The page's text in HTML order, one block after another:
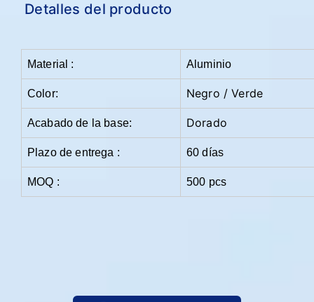
Detalles del producto
Material : Aluminio
Color: Negro / Verde
Acabado de la base: Dorado
Plazo de entrega : 60 días
MOQ : 500 pcs